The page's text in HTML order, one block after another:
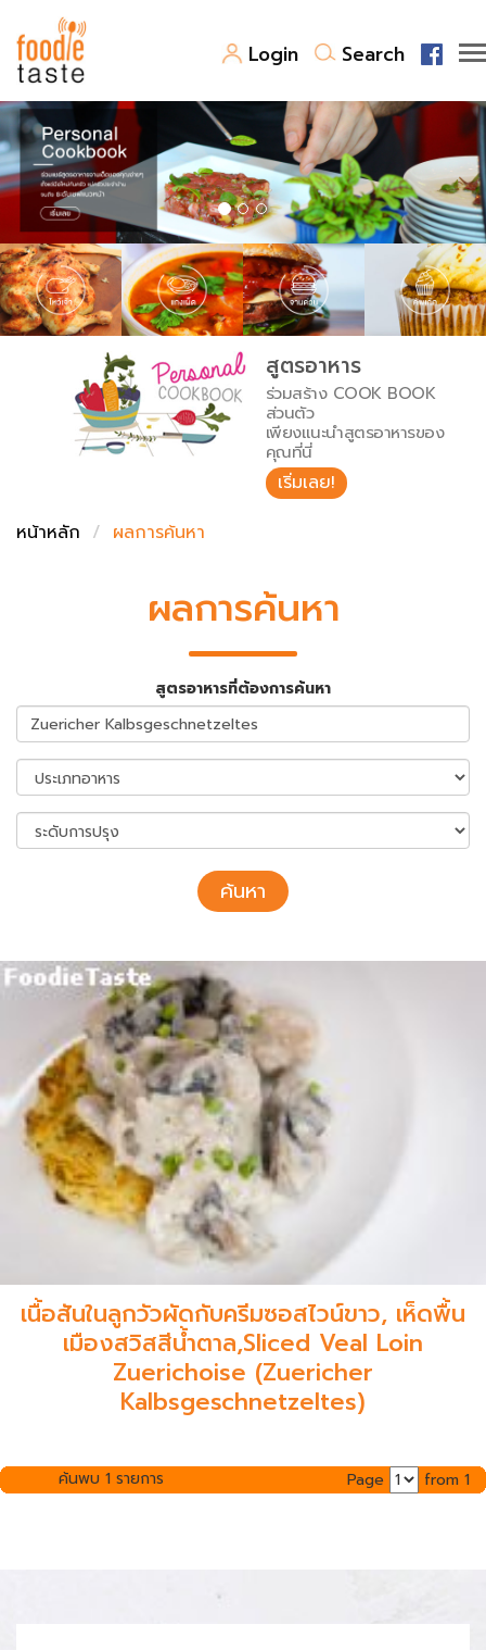
Login Search
สูตรอาหาร
สูตรอาหารล่าสุด
Top Foodie
พาไปชิม
สารพันก้นครัว
เคล็ดลับน่ารู้
เปรียบเทียบหน่วยการตวง
เปรียบเทียบอุณหภูมิ
เปรียบเทียบน้ำหนักวัตถุดิบ
FoodPedia
สร้าง Cookbook
สูตรอาหาร
ร่วมสร้าง COOK BOOK
ส่วนตัว
เพียงแนะนำสูตรอาหารของ
คุณที่นี่
เริ่มเลย!
หน้าหลัก
ผลการค้นหา
ผลการค้นหา
สูตรอาหารที่ต้องการค้นหา
ค้นหา
เนื้อสันในลูกวัวผัดกับครีมซอสไวน์ขาว, เห็ดพื้น
เมืองสวิสสีน้ำตาล,Sliced Veal Loin
Zuerichoise (Zuericher
Kalbsgeschnetzeltes)
ค้นพบ 1 รายการ Page from 1